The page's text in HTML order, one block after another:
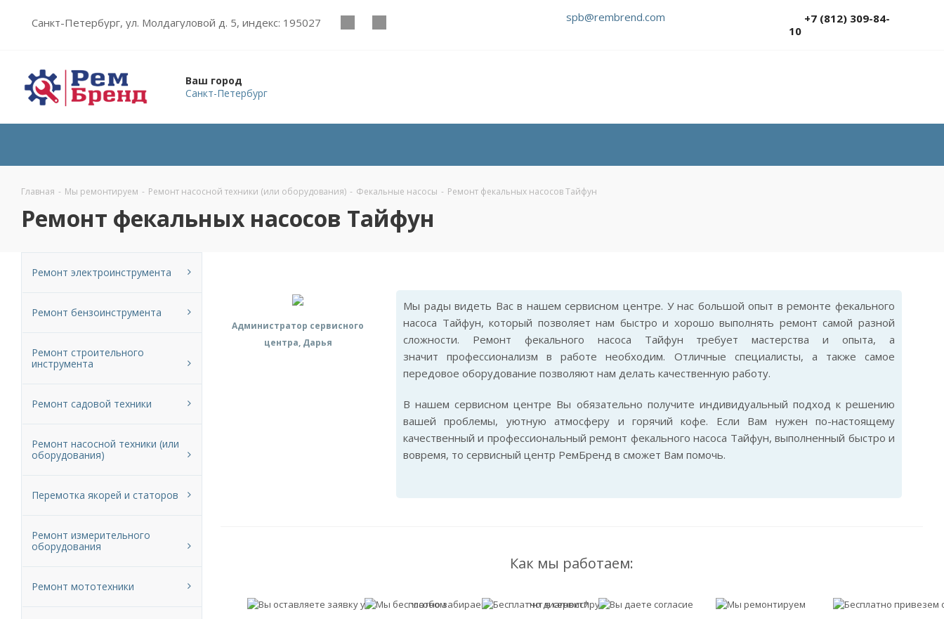
Санкт-Петербург, ул. Молдагуловой д. 5, индекс: 195027 spb@rembrend.com
+7 (812) 309-84-
10
Ваш город
Санкт-Петербург
Главная - Мы ремонтируем - Ремонт насосной техники (или оборудования) - Фекальные насосы - Ремонт фекальных насосов Тайфун
Ремонт фекальных насосов Тайфун
Администратор сервисного
центра, Дарья
Мы рады видеть Вас в нашем сервисном центре. У нас большой опыт в ремонте фекального
насоса Тайфун, который позволяет нам быстро и хорошо выполнять ремонт самой разной
сложности. Ремонт фекального насоса Тайфун требует мастерства и опыта, а
значит профессионализм в работе необходим. Отличные специалисты, а также самое
передовое оборудование позволяют нам делать качественную работу.
В нашем сервисном центре Вы обязательно получите индивидуальный подход к решению
вашей проблемы, уютную атмосферу и горячий кофе. Если Вам нужен по-настоящему
качественный и профессиональный ремонт фекального насоса Тайфун, выполненный быстро и
вовремя, то сервисный центр РемБренд в сможет Вам помочь.
Как мы работаем:
Ремонт электроинструмента
Ремонт бензоинструмента
Ремонт строительного
инструмента
Ремонт садовой техники
Ремонт насосной техники (или
оборудования)
Перемотка якорей и статоров
Ремонт измерительного
оборудования
Ремонт мототехники